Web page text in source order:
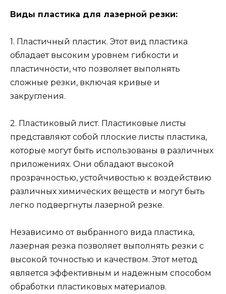
Виды пластика для лазерной резки:
1. Пластичный пластик. Этот вид пластика
обладает высоким уровнем гибкости и
пластичности, что позволяет выполнять
сложные резки, включая кривые и
закругления.
2. Пластиковый лист. Пластиковые листы
представляют собой плоские листы пластика,
которые могут быть использованы в различных
приложениях. Они обладают высокой
прозрачностью, устойчивостью к воздействию
различных химических веществ и могут быть
легко подвергнуты лазерной резке.
Независимо от выбранного вида пластика,
лазерная резка позволяет выполнять резки с
высокой точностью и качеством. Этот метод
является эффективным и надежным способом
обработки пластиковых материалов.